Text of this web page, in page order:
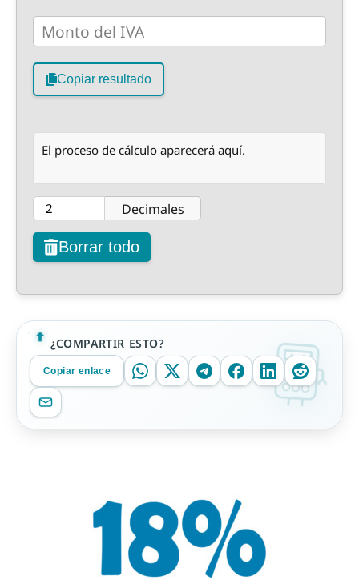
Copiar resultado
El proceso de cálculo aparecerá aquí.
Decimales
Borrar todo
¿COMPARTIR ESTO?
Copiar enlace